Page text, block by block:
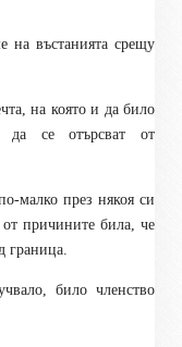
на въстанията срещу
на която и да било
да се отърсват от
малко презнякоя си
от причините била, че
граница.
било членство